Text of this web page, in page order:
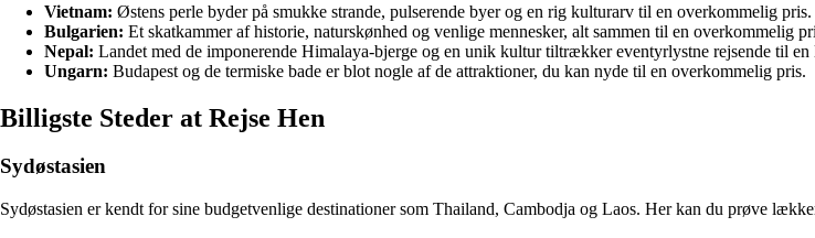
Vietnam: Østens perle byder på smukke strande, pulserende byer og en rig kulturarv til en overkommelig pris.
Bulgarien: Et skatkammer af historie, naturskønhed og venlige mennesker, alt sammen til en overkommelig
Nepal: Landet med de imponerende Himalaya-bjerge og en unik kultur tiltrækker eventyrlystne rejsende til en
Ungarn: Budapest og de termiske bade er blot nogle af de attraktioner, du kan nyde til en overkommelig pris.
Billigste Steder at Rejse Hen
Sydøstasien
Sydøstasien er kendt for sine budgetvenlige destinationer som Thailand, Cambodja og Laos. Her kan du prøve